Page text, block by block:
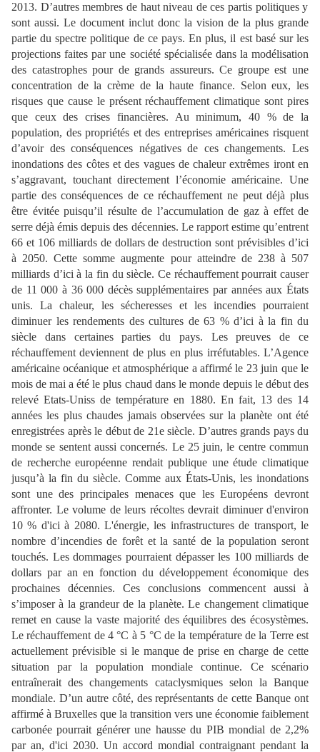
2013. D’autres membres de haut niveau de ces partis politiques y
sont aussi. Le document inclut donc la vision de la plus grande
partie du spectre politique de ce pays. En plus, il est basé sur les
projections faites par une société spécialisée dans la modélisation
des catastrophes pour de grands assureurs. Ce groupe est une
concentration de la crème de la haute finance. Selon eux, les
risques que cause le présent réchauffement climatique sont pires
que ceux des crises financières. Au minimum, 40 % de la
population, des propriétés et des entreprisesaméricaines risquent
d’avoir des conséquences négatives de ces changements. Les
inondations des côtes et des vagues de chaleur extrêmes iront en
s’aggravant, touchant directement l’économie américaine. Une
partie des conséquences de ceréchauffement ne peut déjà plus
être évitée puisqu’il résulte de l’accumulation de gaz à effet de
serre déjà émis depuis des décennies. Le rapport estime qu’entrent
66 et 106 milliards de dollars de destruction sont prévisibles d’ici
à 2050. Cette somme augmente pour atteindre de 238 à 507
milliards d’ici àla fin du siècle. Ce réchauffement pourrait causer
de 11 000 à 36 000 décès supplémentaires par années aux États
unis. La chaleur, les sécheresses et les incendies pourraient
diminuer les rendements des cultures de 63 % d’ici à la fin du
siècle dans certaines parties du pays. Les preuves de ce
réchauffement deviennent de plus en plus irréfutables. L’Agence
américaineocéanique et atmosphérique a affirmé le 23 juin que le
mois de mai a été le plus chaud dans le monde depuis le début des
relevé Etats-Uniss de température en 1880. En fait, 13 des 14
années les plus chaudes jamais observées sur la planète ont été
enregistrées après le début de 21e siècle. D’autres grands pays du
monde se sentent aussi concernés. Le 25 juin, le centrecommun
de recherche européenne rendait publique une étude climatique
jusqu’à la fin du siècle. Comme aux États-Unis, les inondations
sont une des principales menaces que les Européens devront
affronter. Le volume de leurs récoltes devrait diminuer d'environ
10 % d'ici à 2080. L'énergie, les infrastructures de transport, le
nombre d’incendies de forêt et lasanté de la population seront
touchés. Les dommages pourraient dépasser les 100 milliards de
dollars par an en fonction du développement économique des
prochaines décennies. Ces conclusions commencent aussi à
s’imposer à la grandeur de la planète. Le changement climatique
remet en cause la vaste majorité des équilibres des écosystèmes.
Le réchauffement de 4 °C à 5 °C de la température de la Terre est
actuellement prévisible si le manque de prise en charge de cette
situation par la population mondiale continue. Ce scénario
entraînerait deschangements cataclysmiques selon la Banque
mondiale. D’un autre côté, des représentants decette Banque ont
affirmé à Bruxelles que la transition vers une économie faiblement
carbonée pourrait générer une hausse du PIB mondial de 2,2%
par an, d'ici 2030. Un accord mondial contraignant pendant la